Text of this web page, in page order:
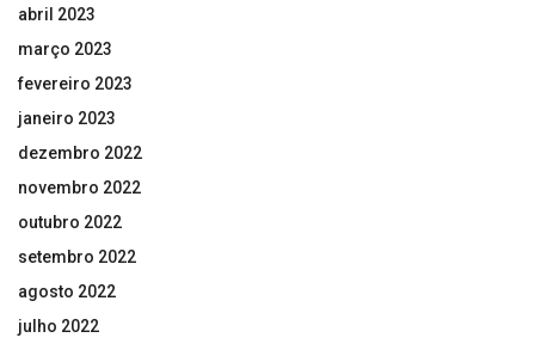
abril 2023
março 2023
fevereiro 2023
janeiro 2023
dezembro 2022
novembro 2022
outubro 2022
setembro 2022
agosto 2022
julho 2022